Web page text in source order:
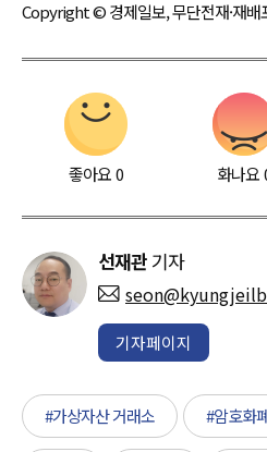
Copyright © 경제일보, 무단전재·재배
좋아요0 화나요
선재관 기자
기자페이지
#가상자산 거래소 #암호화